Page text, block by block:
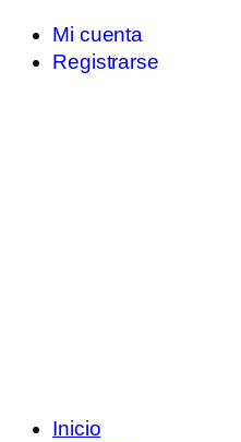
Mi cuenta
Registrarse
Inicio